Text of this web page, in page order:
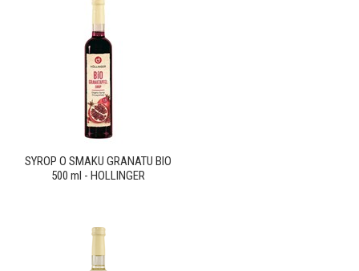
SYROP O SMAKU GRANATU BIO
500 ml - HOLLINGER